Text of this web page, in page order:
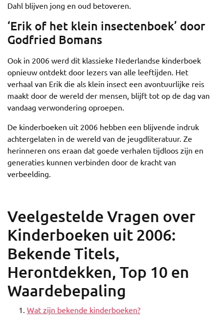
Dahl blijven jong en oud betoveren.
‘Erik of het klein insectenboek’ door
Godfried Bomans
Ook in 2006 werd dit klassieke Nederlandse kinderboek
opnieuw ontdekt door lezers van alle leeftijden. Het
verhaal van Erik die als klein insect een avontuurlijke reis
maakt door de wereld der mensen, blijft tot op de dag van
vandaag verwondering oproepen.
De kinderboeken uit 2006 hebben een blijvende indruk
achtergelaten in de wereld van de jeugdliteratuur. Ze
herinneren ons eraan dat goede verhalen tijdloos zijn en
generaties kunnen verbinden door de kracht van
verbeelding.
Veelgestelde Vragen over
Kinderboeken uit 2006:
Bekende Titels,
Herontdekken, Top 10 en
Waardebepaling
Wat zijn bekende kinderboeken?